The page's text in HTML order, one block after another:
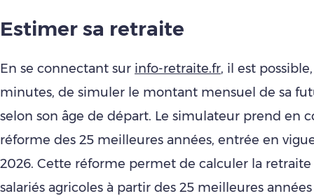
Estimer sa retraite
En se connectant sur info-retraite.fr, il est
minutes, de simuler le montant mensuel de sa
selon son âge de départ. Le simulateur prend en
réforme des 25 meilleures années, entrée en
2026. Cette réforme permet de calculer la
salariés agricoles à partir des 25 meilleures